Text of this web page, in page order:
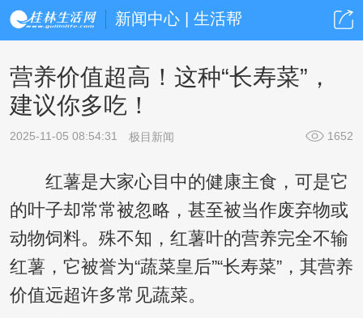
新闻中心 | 生活帮
营养价值超高！这种“长寿菜”，
建议你多吃！
2025-11-05 08:54:31 极目新闻 1652
红薯是大家心目中的健康主食，可是它
的叶子却常常被忽略，甚至被当作废弃物或
动物饲料。殊不知，红薯叶的营养完全不输
红薯，它被誉为“蔬菜皇后”“长寿菜”，其营养
价值远超许多常见蔬菜。